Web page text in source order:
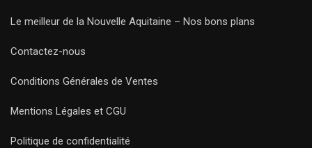
Le meilleur de la Nouvelle Aquitaine – Nos bons plans
Contactez-nous
Conditions Générales de Ventes
Mentions Légales et CGU
Politique de confidentialité